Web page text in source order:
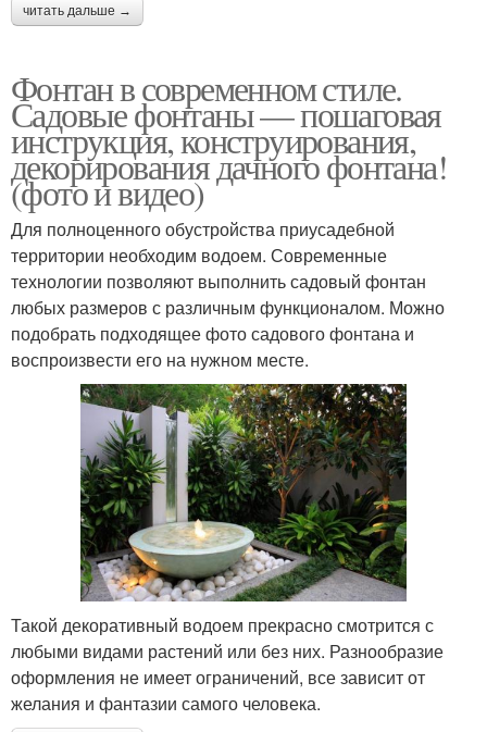
читать дальше →
Фонтан в современном стиле.
Садовые фонтаны — пошаговая
инструкция, конструирования,
декорирования дачного фонтана!
(фото и видео)
Для полноценного обустройства приусадебной
территории необходим водоем. Современные
технологии позволяют выполнить садовый фонтан
любых размеров с различным функционалом. Можно
подобрать подходящее фото садового фонтана и
воспроизвести его на нужном месте.
Такой декоративный водоем прекрасно смотрится с
любыми видами растений или без них. Разнообразие
оформления не имеет ограничений, все зависит от
желания и фантазии самого человека.